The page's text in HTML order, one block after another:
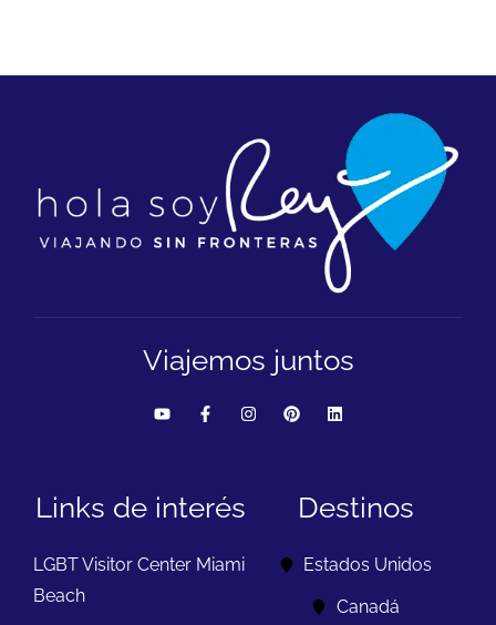
Viajemos juntos
Links de interés
LGBT Visitor Center Miami
Beach
Destinos
Estados Unidos
Canadá